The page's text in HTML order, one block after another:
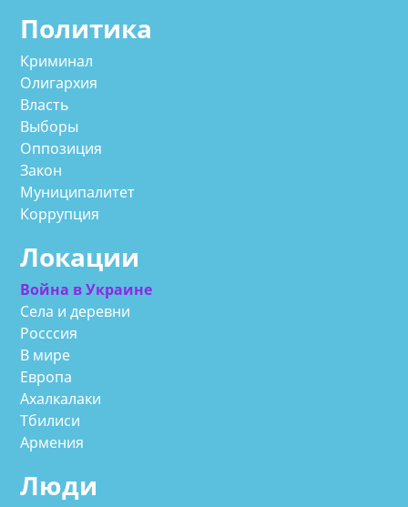
Политика
Криминал
Олигархия
Власть
Выборы
Оппозиция
Закон
Муниципалитет
Коррупция
Локации
Война в Украине
Села и деревни
Росссия
В мире
Европа
Ахалкалаки
Тбилиси
Армения
Люди